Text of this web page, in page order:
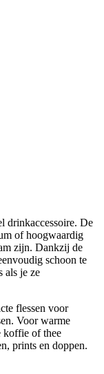
drinkaccessoire. De
of hoogwaardig
zijn. Dankzij de
schoon te
als je ze
flessen voor
Voor warme
koffie of thee
prints en doppen.